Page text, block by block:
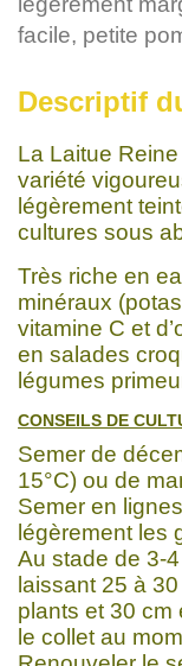
facile, petite
Descriptif
La Laitue
variété
légèrement
cultures sous
Très riche en
minéraux
vitamine C et
en salades
légumes
CONSEILS DE
Semer de
15°C) ou de
Semer en
légèrement les
Au stade de 3-
laissant 25 à
plants et 30 cm
le collet au